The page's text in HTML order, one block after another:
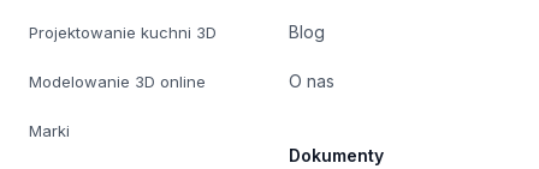
Projektowanie kuchni 3D
Modelowanie 3D online
Marki
Blog
O nas
Dokumenty